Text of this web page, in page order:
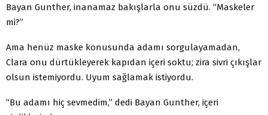
Bayan Gunther, inanamaz bakışlarla onu süzdü. “Maskeler
mi?”
Ama henüz maske konusunda adamı sorgulayamadan,
Clara onu dürtükleyerek kapıdan içeri soktu; zira sivri çıkışlar
olsun istemiyordu. Uyum sağlamak istiyordu.
“Bu adamı hiç sevmedim,” dedi Bayan Gunther, içeri